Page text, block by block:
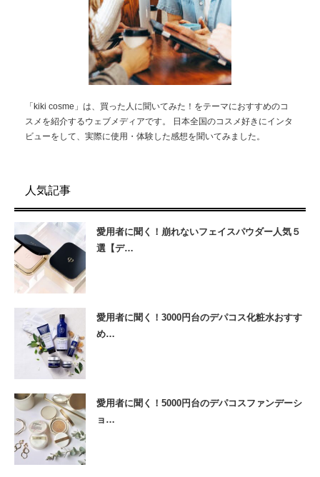
「kiki cosme」は、買った人に聞いてみた！をテーマにおすすめのコ
スメを紹介するウェブメディアです。 日本全国のコスメ好きにインタ
ビューをして、実際に使用・体験した感想を聞いてみました。
人気記事
愛用者に聞く！崩れないフェイスパウダー人気５
選【デ…
愛用者に聞く！3000円台のデパコス化粧水おすす
め…
愛用者に聞く！5000円台のデパコスファンデーシ
ョ…